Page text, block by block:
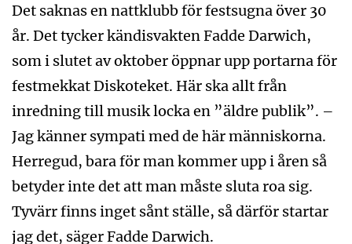
Det saknas en nattklubb för festsugna över 30
år. Det tycker kändisvakten Fadde Darwich,
som i slutet av oktober öppnar upp portarna för
festmekkat Diskoteket. Här ska allt från
inredning till musik locka en ”äldre publik”. –
Jag känner sympati med de här människorna.
Herregud, bara för man kommer upp i åren så
betyder inte det att man måste sluta roa sig.
Tyvärr finns inget sånt ställe, så därför startar
jag det, säger Fadde Darwich.